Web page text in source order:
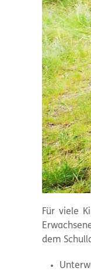
Für viele
dem